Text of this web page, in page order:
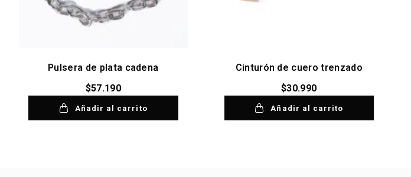
Pulsera de plata cadena
$57.190
Añadir al carrito
Cinturón de cuero trenzado
$30.990
Añadir al carrito